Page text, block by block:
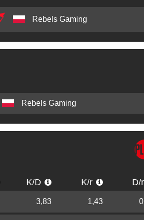
Rebels Gaming
Rebels Gaming
K/D K/r
3,83 1,43